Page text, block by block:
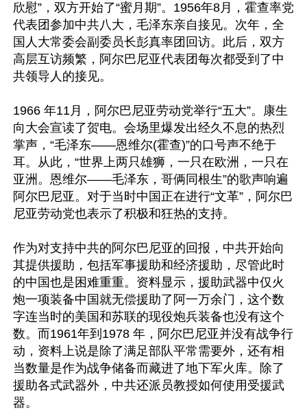
欣慰”，双方开始了“蜜月期”。1956年8月，霍查率党
代表团参加中共八大，毛泽东亲自接见。次年，全
国人大常委会副委员长彭真率团回访。此后，双方
高层互访频繁，阿尔巴尼亚代表团每次都受到了中
共领导人的接见。
1966 年11月，阿尔巴尼亚劳动党举行“五大”。康生
向大会宣读了贺电。会场里爆发出经久不息的热烈
掌声，“毛泽东——恩维尔(霍查)”的口号声不绝于
耳。从此，“世界上两只雄狮，一只在欧洲，一只在
亚洲。恩维尔——毛泽东，哥俩同根生”的歌声响遍
阿尔巴尼亚。对于当时中国正在进行“文革”，阿尔巴
尼亚劳动党也表示了积极和狂热的支持。
作为对支持中共的阿尔巴尼亚的回报，中共开始向
其提供援助，包括军事援助和经济援助，尽管此时
的中国也是困难重重。资料显示，援助武器中仅火
炮一项装备中国就无偿援助了阿一万余门，这个数
字连当时的美国和苏联的现役炮兵装备也没有这个
数。而1961年到1978 年，阿尔巴尼亚并没有战争行
动，资料上说是除了满足部队平常需要外，还有相
当数量是作为战争储备而藏进了地下军火库。除了
援助各式武器外，中共还派员教授如何使用受援武
器。